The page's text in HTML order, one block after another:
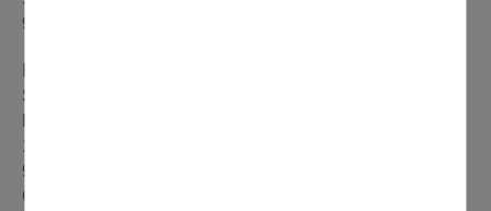
95010 Cergy-Pontoise
Sous-préfecture de Sarcelles
1 Boulevard François Mitterrand
95200 Sarcelles
Certificat de non gage : Préfecture de Cergy et Sous-